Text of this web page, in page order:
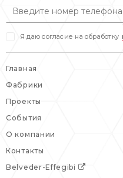
Я даю согласие на обработку
Главная
Фабрики
Проекты
События
О компании
Контакты
Belveder-Effegibi